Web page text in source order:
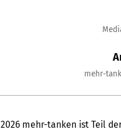
mehr-
2026 mehr-tanken ist Teil